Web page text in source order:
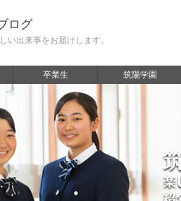
ログ
い出来事をお届けします。
卒業生 筑陽学園